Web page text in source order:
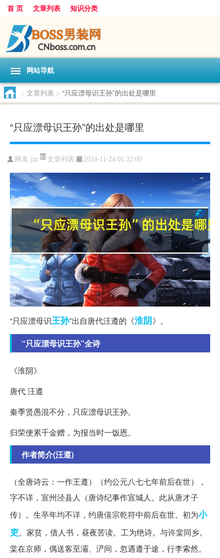
首 页 文章列表 知识分类
网站导航
> 文章列表 > “只应漂母识王孙”的出处是哪里
“只应漂母识王孙”的出处是哪里
网友:jzz 文章列表 2024-11-24 01:22:00
“只应漂母识王孙”出自唐代汪遵的《淮阴》。
“只应漂母识王孙”全诗
《淮阴》
唐代 汪遵
秦季贤愚混不分，只应漂母识王孙。
归荣便累千金赠，为报当时一饭恩。
作者简介(汪遵)
（全唐诗云：一作王遵）（约公元八七七年前后在世），
字不详，宣州泾县人（唐诗纪事作宣城人。此从唐才子
传）。生卒年均不详，约唐僖宗乾符中前后在世。初为小
吏。家贫，借人书，昼夜苦读。工为绝诗。与许棠同乡。
棠在京师，偶送客至灞、浐间，忽遇遵于途，行李索然。